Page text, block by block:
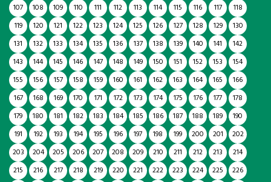
107
108 109 110 111 112 113 114 115 116 117
118
119
120 121 122 123 124 125 126 127 128 129
130
131
132 133 134 135 136 137 138 139 140 141
142
143
144 145 146 147 148 149 150 151 152 153
154
155
156 157 158 159 160 161 162 163 164 165
166
167
168 169 170 171 172 173 174 175 176 177
178
179
180 181 182 183 184 185 186 187 188 189
190
191
192 193 194 195 196 197 198 199 200 201
202
203
204 205 206 207 208 209 210 211 212 213
214
215
216 217 218 219 220 221 222 223 224 225
226